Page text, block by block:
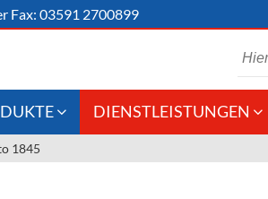
Fax: 03591 2700899
DIENSTLEISTUNGEN
1845